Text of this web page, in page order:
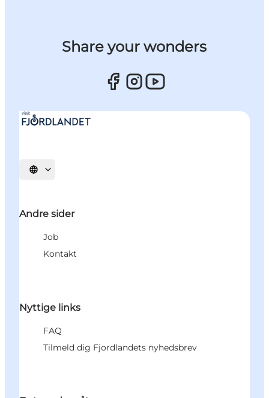
Share your wonders
Vælg sprog
Andre sider
Job
Kontakt
Nyttige links
FAQ
Tilmeld dig Fjordlandets nyhedsbrev